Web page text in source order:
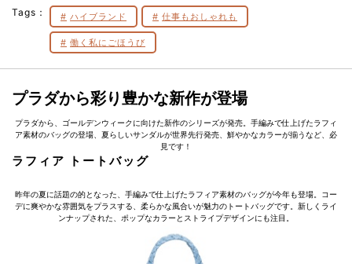
Tags： ハイブランド 仕事もおしゃれも
働く私にごほうび
プラダから彩り豊かな新作が登場
プラダから、ゴールデンウィークに向けた新作のシリーズが発売。手編みで仕上げたラフィ
ア素材のバッグの登場、夏らしいサンダルが世界先行発売、鮮やかなカラーが揃うなど、必
見です！
ラフィア トートバッグ
昨年の夏に話題の的となった、手編みで仕上げたラフィア素材のバッグが今年も登場。コー
デに爽やかな雰囲気をプラスする、柔らかな風合いが魅力のトートバッグです。新しくライ
ンナップされた、ポップなカラーとストライプデザインにも注目。